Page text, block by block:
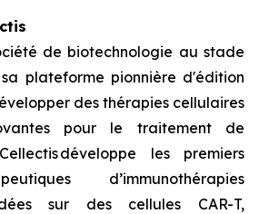
de biotechnologie au stade
plateforme pionnière d'édition
des thérapies cellulaires
pour le traitement de
développe les premiers
d’immunothérapies
sur des cellules CAR-T,